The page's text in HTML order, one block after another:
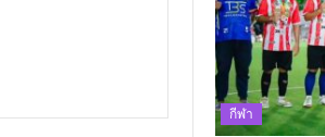
กีฬา